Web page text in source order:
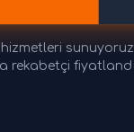
rekabetçi